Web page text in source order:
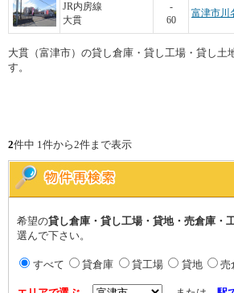
JR内房線
大貫
-
60
富津市川
大貫（富津市）の貸し倉庫・貸し工場・貸し土
す。
2件中 1件から2件まで表示
希望の貸し倉庫・貸し工場・貸地・売倉庫・
選んで下さい。
すべて 貸倉庫 貸工場 貸地 売